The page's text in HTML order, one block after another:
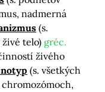
nadmerná
(s.
telo) gréc.
živého
(s. všetkých